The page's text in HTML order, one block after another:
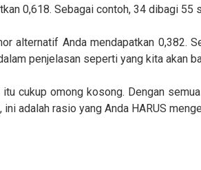
0,618. Sebagai contoh, 34 dibagi 55
alternatif Anda mendapatkan 0,382.
penjelasan seperti yang kita akan
cukup omong kosong. Dengan
adalah rasio yang Anda HARUS